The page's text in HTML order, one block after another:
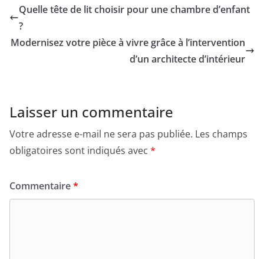
Quelle tête de lit choisir pour une chambre d’enfant
?
Modernisez votre pièce à vivre grâce à l’intervention
d’un architecte d’intérieur
Laisser un commentaire
Votre adresse e-mail ne sera pas publiée. Les champs
obligatoires sont indiqués avec *
Commentaire*